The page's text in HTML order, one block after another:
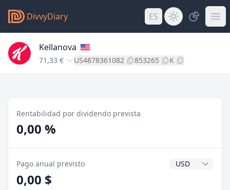
DivvyDiary ES
Kellanova
71,33 € US4878361082 853265 K
Rentabilidad por dividendo prevista
0,00 %
Pago anual previsto Divisa del
0,00 $